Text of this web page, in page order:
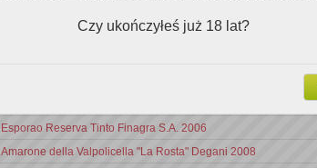
Saint Laurent, Silver Lake St. Laurent, Weingut Willi Opitz, 2005
Esporao Reserva Tinto Finagra S.A. 2006
Amarone della Valpolicella "La Rosta" Degani 2008
Czy ukończyłeś już 18 lat?